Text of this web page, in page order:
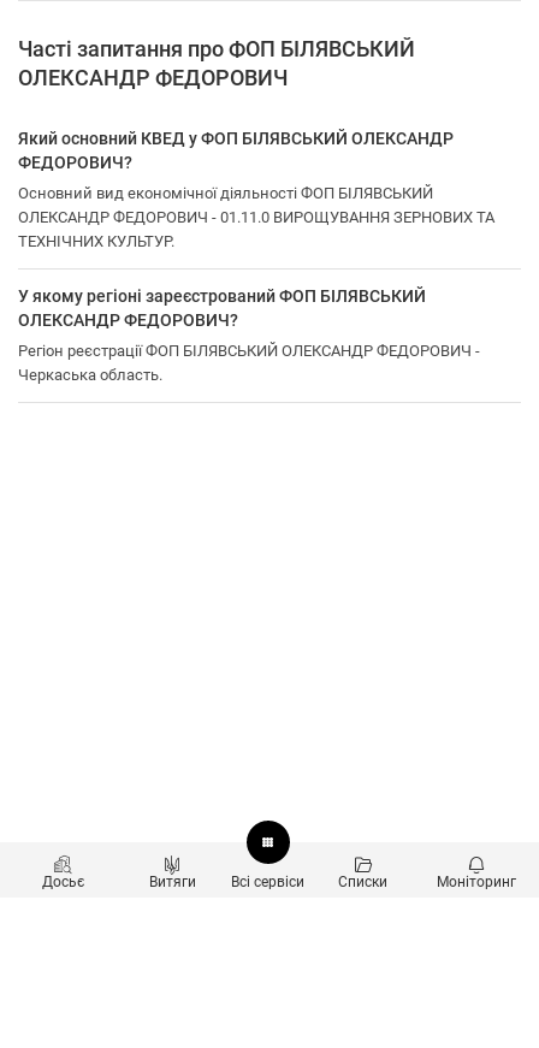
Часті запитання про ФОП БІЛЯВСЬКИЙ
ОЛЕКСАНДР ФЕДОРОВИЧ
Який основний КВЕД у ФОП БІЛЯВСЬКИЙ ОЛЕКСАНДР
ФЕДОРОВИЧ?
Основний вид економічної діяльності ФОП БІЛЯВСЬКИЙ
ОЛЕКСАНДР ФЕДОРОВИЧ - 01.11.0 ВИРОЩУВАННЯ ЗЕРНОВИХ ТА
ТЕХНІЧНИХ КУЛЬТУР.
У якому регіоні зареєстрований ФОП БІЛЯВСЬКИЙ
ОЛЕКСАНДР ФЕДОРОВИЧ?
Регіон реєстрації ФОП БІЛЯВСЬКИЙ ОЛЕКСАНДР ФЕДОРОВИЧ -
Черкаська область.
Досьє Витяги Всі сервіси Списки Моніторинг